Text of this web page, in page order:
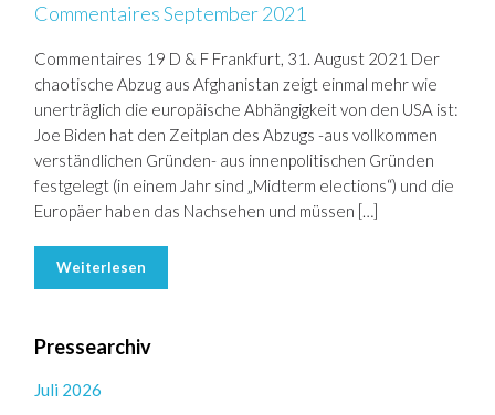
Commentaires September 2021
Commentaires 19 D & F Frankfurt, 31. August 2021 Der
chaotische Abzug aus Afghanistan zeigt einmal mehr wie
unerträglich die europäische Abhängigkeit von den USA ist:
Joe Biden hat den Zeitplan des Abzugs -aus vollkommen
verständlichen Gründen- aus innenpolitischen Gründen
festgelegt (in einem Jahr sind „Midterm elections“) und die
Europäer haben das Nachsehen und müssen […]
Weiterlesen
Pressearchiv
Juli 2026